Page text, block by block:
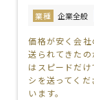
業種 企業全般
価格が安く会
送られてきた
はスピードだ
シを送ってく
います。